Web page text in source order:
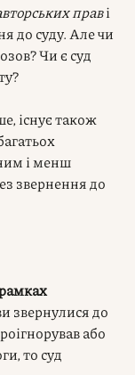
праві
до суду. Але чи
Чи є суд
існує також
і менш
звернення до
звернулися до
або
то суд